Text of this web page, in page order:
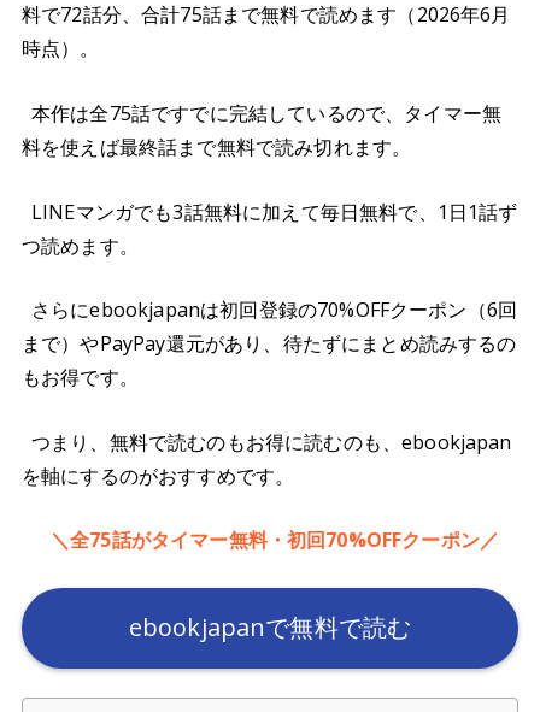
料で72話分、合計75話まで無料で読めます（2026年6月
時点）。
本作は全75話ですでに完結しているので、タイマー無
料を使えば最終話まで無料で読み切れます。
LINEマンガでも3話無料に加えて毎日無料で、1日1話ず
つ読めます。
さらにebookjapanは初回登録の70%OFFクーポン（6回
まで）やPayPay還元があり、待たずにまとめ読みするの
もお得です。
つまり、無料で読むのもお得に読むのも、ebookjapan
を軸にするのがおすすめです。
＼全75話がタイマー無料・初回70%OFFクーポン／
ebookjapanで無料で読む